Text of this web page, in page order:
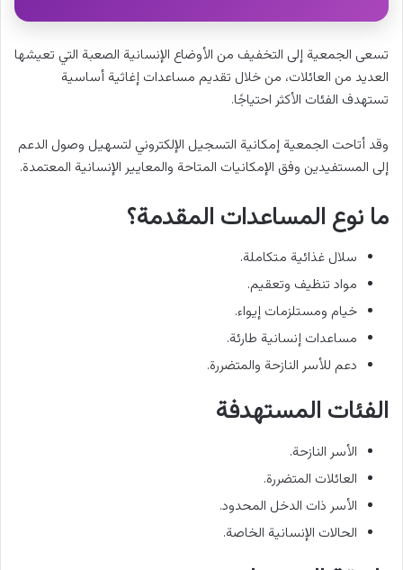
تسعى الجمعية إلى التخفيف من الأوضاع الإنسانية الصعبة التي تعيشها
العديد من العائلات، من خلال تقديم مساعدات إغاثية أساسية
تستهدف الفئات الأكثر احتياجًا.
وقد أتاحت الجمعية إمكانية التسجيل الإلكتروني لتسهيل وصول الدعم
إلى المستفيدين وفق الإمكانيات المتاحة والمعايير الإنسانية المعتمدة.
ما نوع المساعدات المقدمة؟
سلال غذائية متكاملة.
مواد تنظيف وتعقيم.
خيام ومستلزمات إيواء.
مساعدات إنسانية طارئة.
دعم للأسر النازحة والمتضررة.
الفئات المستهدفة
الأسر النازحة.
العائلات المتضررة.
الأسر ذات الدخل المحدود.
الحالات الإنسانية الخاصة.